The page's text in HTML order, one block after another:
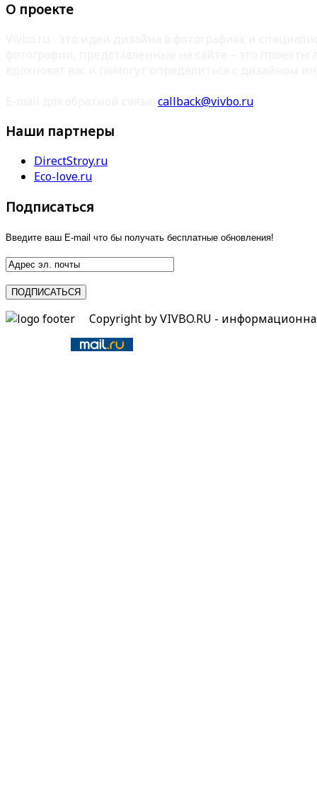
О проекте
callback@vivbo.ru
Наши партнеры
DirectStroy.ru
Eco-love.ru
Подписаться
Введите ваш E-mail что бы получать бесплатные обновления!
Copyright by VIVBO.RU -